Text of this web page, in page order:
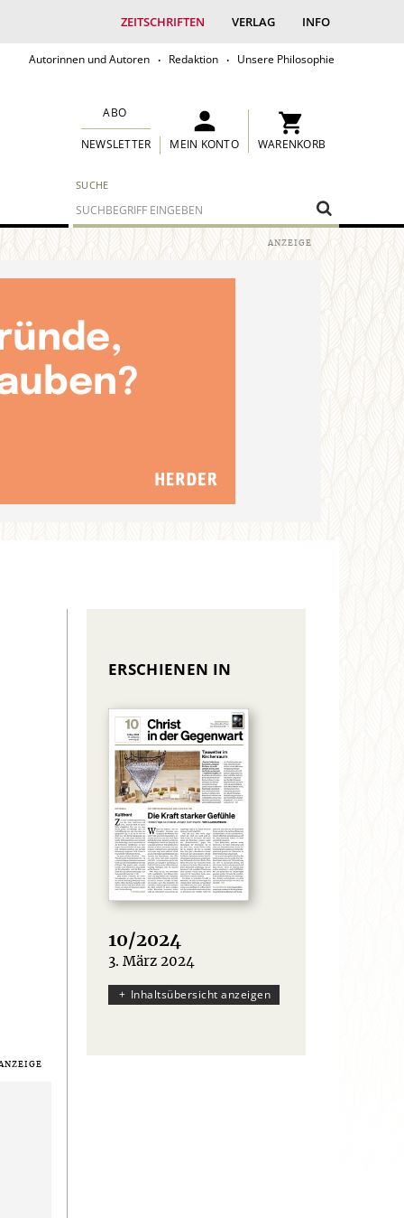
ZEITSCHRIFTEN VERLAG INFO
Autorinnen und Autoren Redaktion Unsere Philosophie
SUCHE
ABO
NEWSLETTER MEIN KONTO WARENKORB
ERSCHIENEN IN
10/2024
:
3. März 2024
Inhaltsübersicht anzeigen